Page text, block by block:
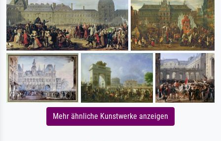
Mehr ähnliche Kunstwerke anzeigen